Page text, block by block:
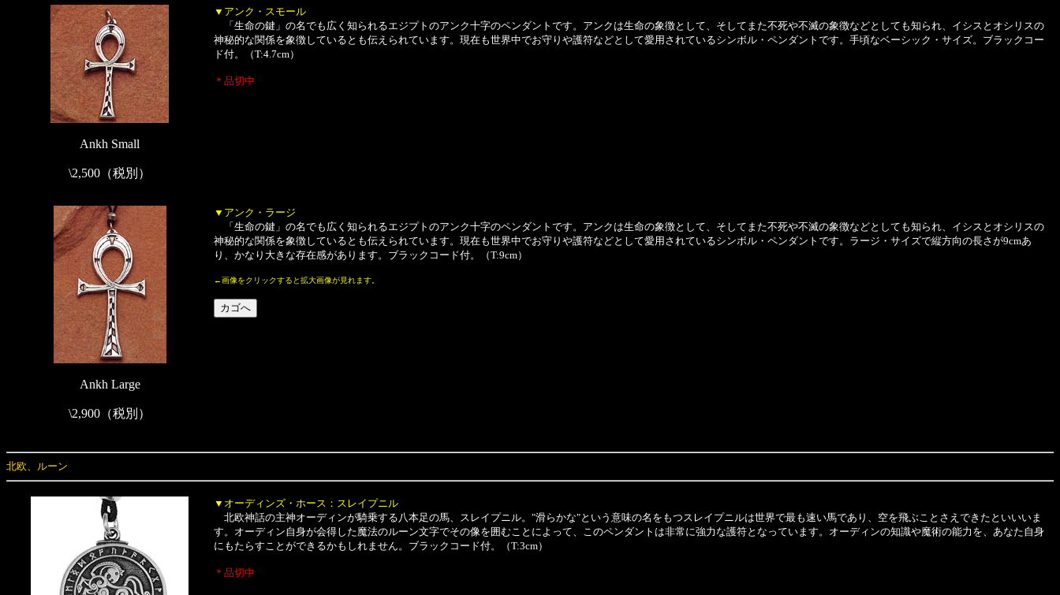
Ankh Small
\2,500（税別）
▼アンク・スモール
「生命の鍵」の名でも広く知られるエジプトのアンク十字のペンダントです。アンクは生命の象徴として、そしてまた不死や不滅の象徴などとしても知られ、イシスとオシリスの
神秘的な関係を象徴しているとも伝えられています。現在も世界中でお守りや護符などとして愛用されているシンボル・ペンダントです。手頃なベーシック・サイズ。ブラックコー
ド付。（T:4.7cm）
＊品切中
Ankh Large
\2,900（税別）
▼アンク・ラージ
「生命の鍵」の名でも広く知られるエジプトのアンク十字のペンダントです。アンクは生命の象徴として、そしてまた不死や不滅の象徴などとしても知られ、イシスとオシリスの
神秘的な関係を象徴しているとも伝えられています。現在も世界中でお守りや護符などとして愛用されているシンボル・ペンダントです。ラージ・サイズで縦方向の長さが9cmあ
り、かなり大きな存在感があります。ブラックコード付。（T:9cm）
←画像をクリックすると拡大画像が見れます。
北欧、ルーン
▼オーディンズ・ホース：スレイプニル
北欧神話の主神オーディンが騎乗する八本足の馬、スレイプニル。"滑らかな"という意味の名をもつスレイプニルは世界で最も速い馬であり、空を飛ぶことさえできたといいいま
す。オーディン自身が会得した魔法のルーン文字でその像を囲むことによって、このペンダントは非常に強力な護符となっています。オーディンの知識や魔術の能力を、あなた自身
にもたらすことができるかもしれません。ブラックコード付。（T:3cm）
＊品切中